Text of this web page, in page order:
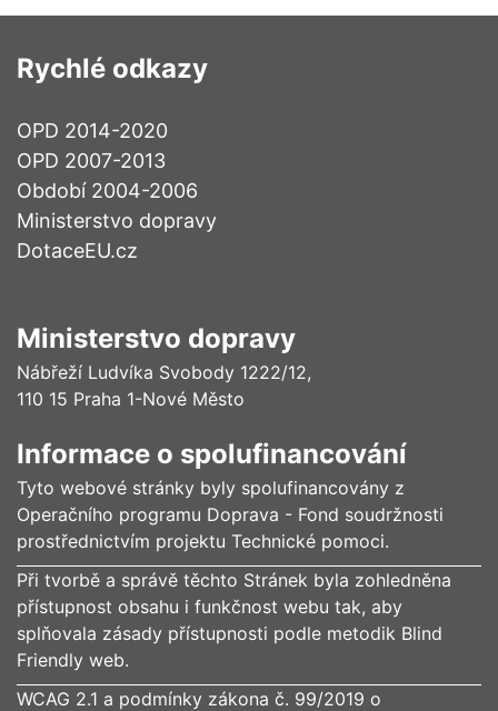
Rychlé odkazy
OPD 2014-2020
OPD 2007-2013
Období 2004-2006
Ministerstvo dopravy
DotaceEU.cz
Ministerstvo dopravy
Nábřeží Ludvíka Svobody 1222/12,
110 15 Praha 1-Nové Město
Informace o spolufinancování
Tyto webové stránky byly spolufinancovány z
Operačního programu Doprava - Fond soudržnosti
prostřednictvím projektu Technické pomoci.
Při tvorbě a správě těchto Stránek byla zohledněna
přístupnost obsahu i funkčnost webu tak, aby
splňovala zásady přístupnosti podle metodik Blind
Friendly web.
WCAG 2.1 a podmínky zákona č. 99/2019 o